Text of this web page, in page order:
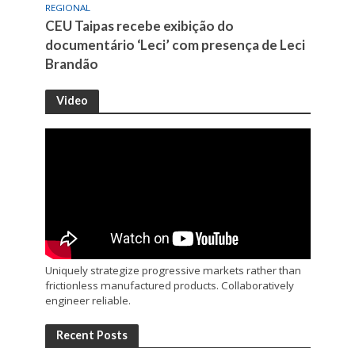
REGIONAL
CEU Taipas recebe exibição do
documentário ‘Leci’ com presença de Leci
Brandão
Video
Uniquely strategize progressive markets rather than
frictionless manufactured products. Collaboratively
engineer reliable.
Recent Posts